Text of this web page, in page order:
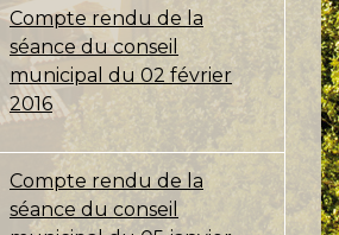
Compte rendu de la
séance du conseil
municipal du 02 février
2016
Compte rendu de la
séance du conseil